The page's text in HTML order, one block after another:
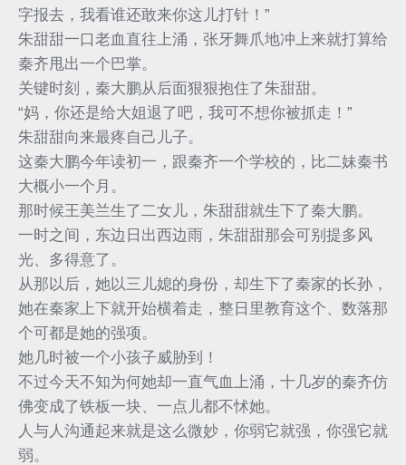
字报去，我看谁还敢来你这儿打针！”
朱甜甜一口老血直往上涌，张牙舞爪地冲上来就打算给
秦齐甩出一个巴掌。
关键时刻，秦大鹏从后面狠狠抱住了朱甜甜。
“妈，你还是给大姐退了吧，我可不想你被抓走！”
朱甜甜向来最疼自己儿子。
这秦大鹏今年读初一，跟秦齐一个学校的，比二妹秦书
大概小一个月。
那时候王美兰生了二女儿，朱甜甜就生下了秦大鹏。
一时之间，东边日出西边雨，朱甜甜那会可别提多风
光、多得意了。
从那以后，她以三儿媳的身份，却生下了秦家的长孙，
她在秦家上下就开始横着走，整日里教育这个、数落那
个可都是她的强项。
她几时被一个小孩子威胁到！
不过今天不知为何她却一直气血上涌，十几岁的秦齐仿
佛变成了铁板一块、一点儿都不怵她。
人与人沟通起来就是这么微妙，你弱它就强，你强它就
弱。